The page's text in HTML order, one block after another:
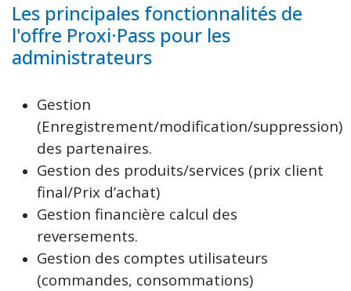
Les principales fonctionnalités de
l'offre Proxi·Pass pour les
administrateurs
Gestion
(Enregistrement/modification/suppression)
des partenaires.
Gestion des produits/services (prix client
final/Prix d’achat)
Gestion financière calcul des
reversements.
Gestion des comptes utilisateurs
(commandes, consommations)